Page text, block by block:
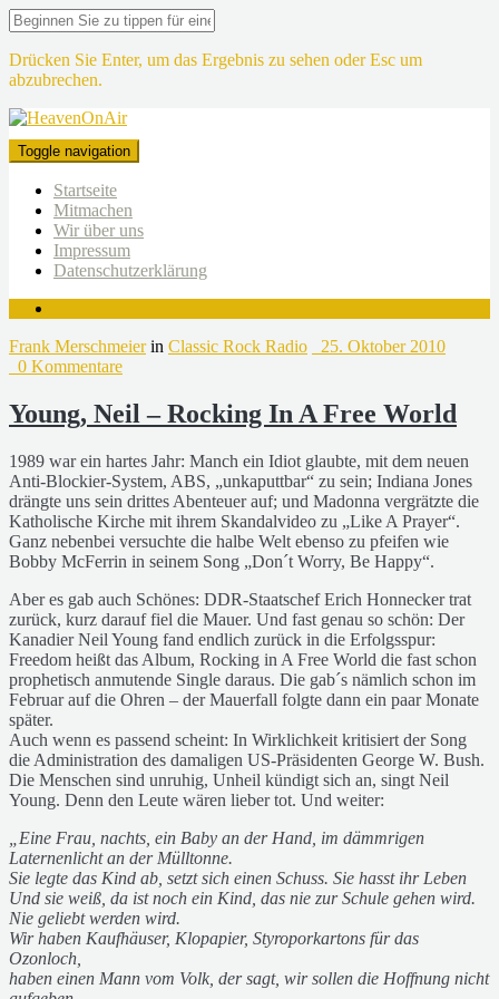
Drücken Sie Enter, um das Ergebnis zu sehen oder Esc um
abzubrechen.
Toggle navigation
Startseite
Mitmachen
Wir über uns
Impressum
Datenschutzerklärung
Frank Merschmeierin Classic Rock Radio
25. Oktober 2010
0 Kommentare
Young, Neil – Rocking In A Free World
1989 war ein hartes Jahr: Manch ein Idiot glaubte, mit dem neuen
Anti-Blockier-System, ABS, „unkaputtbar“ zu sein; Indiana Jones
drängte uns sein drittes Abenteuer auf; und Madonna vergrätzte die
Katholische Kirche mit ihrem Skandalvideo zu „Like A Prayer“.
Ganz nebenbei versuchte die halbe Welt ebenso zu pfeifen wie
Bobby McFerrin in seinem Song „Don´t Worry, Be Happy“.
Aber es gab auch Schönes: DDR-Staatschef Erich Honnecker trat
zurück, kurz darauf fiel die Mauer. Und fast genau so schön: Der
Kanadier Neil Young fand endlich zurück in die Erfolgsspur:
Freedom heißt das Album, Rocking in A Free World die fast schon
prophetisch anmutende Single daraus. Die gab´s nämlich schon im
Februar auf die Ohren – der Mauerfall folgte dann ein paar Monate
später.
Auch wenn es passend scheint: In Wirklichkeit kritisiert der Song
die Administration des damaligen US-Präsidenten George W. Bush.
Die Menschen sind unruhig, Unheil kündigt sich an, singt Neil
Young. Denn den Leute wären lieber tot. Und weiter:
„Eine Frau, nachts, ein Baby an der Hand, im dämmrigen
Laternenlicht an der Mülltonne.
Sie legte das Kind ab, setzt sich einen Schuss. Sie hasst ihr Leben
Und sie weiß, da ist noch ein Kind, das nie zur Schule gehen wird.
Nie geliebt werden wird.
Wir haben Kaufhäuser, Klopapier, Styroporkartons für das
Ozonloch,
haben einen Mann vom Volk, der sagt, wir sollen die Hoffnung nicht